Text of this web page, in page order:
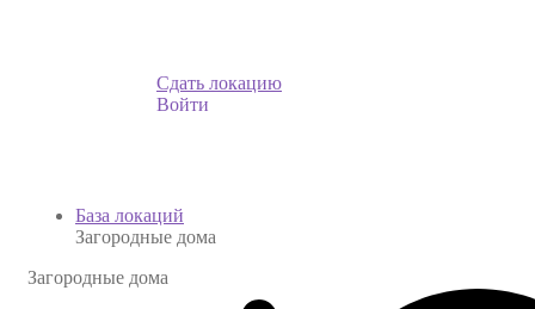
Сдать локацию
Войти
База локаций
Загородные дома
Загородные дома